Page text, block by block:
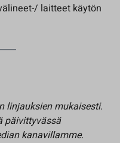
laitteet käytön
linjauksien mukaisesti.
päivittyvässä
kanavillamme.